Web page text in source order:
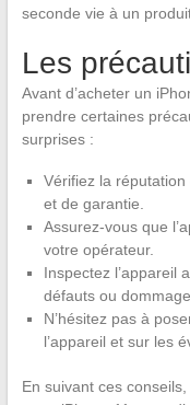
seconde vie à un
Les
Avant d’acheter un
prendre certaines
surprises :
Vérifiez la
et de garantie.
Assurez-vous que
votre opérateur.
Inspectez l’appareil
défauts ou
N’hésitez pas à
l’appareil et sur les
En suivant ces